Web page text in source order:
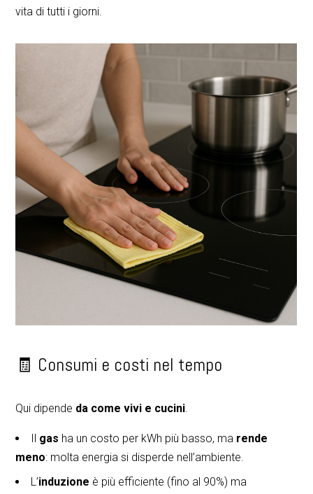
RosielloArreda
Chi siamo
vita di tutti i giorni.
🧾 Consumi e costi nel tempo
Qui dipende da come vivi e cucini
Il gas ha un costo per kWh più basso, ma rende
meno: molta energia si disperde nell’ambiente.
L’induzione è più efficiente (fino al 90%) ma